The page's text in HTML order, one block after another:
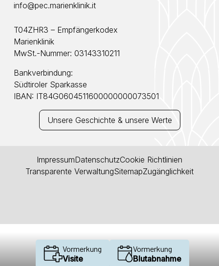
info@pec.marienklinik.it
T04ZHR3 – Empfängerkodex
Marienklinik
MwSt.-Nummer: 03143310211
Bankverbindung:
Südtiroler Sparkasse
IBAN: IT84G0604511600000000073501
Unsere Geschichte & unsere Werte
ImpressumDatenschutzCookie Richtlinien
Transparente VerwaltungSitemapZugänglichkeit
Vormerkung
Visite
Vormerkung
Blutabnahme